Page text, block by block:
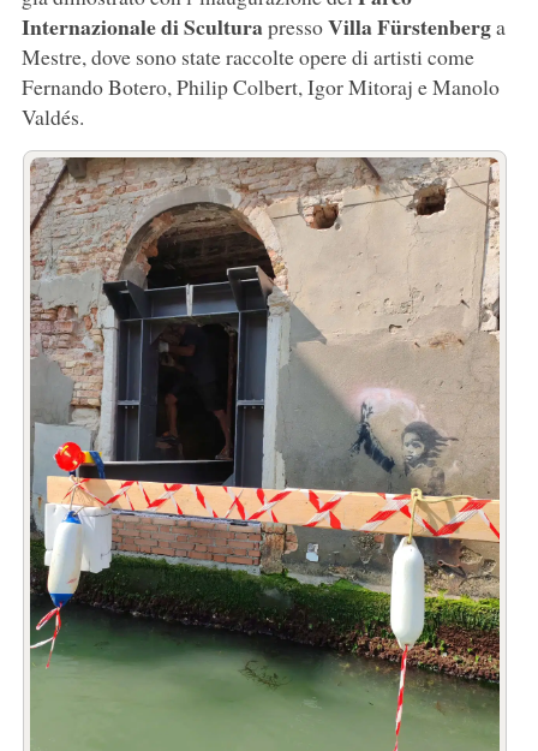
Internazionale di SculturapressoVilla Fürstenberga
Mestre, dove sono state raccolte opere di artisti come
Fernando Botero, Philip Colbert, Igor Mitoraj e Manolo
Valdés.